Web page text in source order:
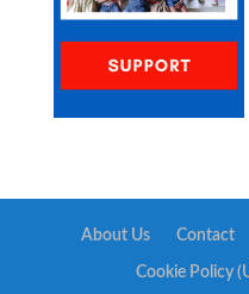
About Us Contact
Cookie Policy